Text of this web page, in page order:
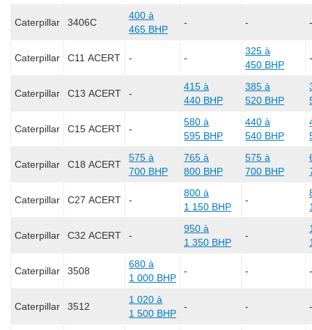
Caterpillar 3406C
400 à
465 BHP
- - -
Caterpillar C11 ACERT - -
325 à
450 BHP
-
Caterpillar C13 ACERT -
415 à
440 BHP
385 à
520 BHP
Caterpillar C15 ACERT -
580 à
595 BHP
440 à
540 BHP
Caterpillar C18 ACERT
575 à
700 BHP
765 à
800 BHP
575 à
700 BHP
Caterpillar C27 ACERT -
800 à
1 150 BHP
-
Caterpillar C32 ACERT -
950 à
1 350 BHP
-
Caterpillar 3508
680 à
1 000 BHP
- - -
Caterpillar 3512
1 020 à
1 500 BHP
- - -